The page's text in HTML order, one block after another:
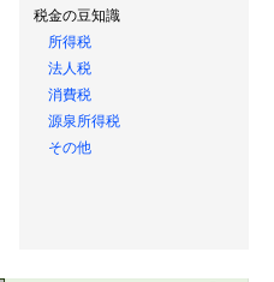
税金の豆知識
所得税
法人税
消費税
源泉所得税
その他